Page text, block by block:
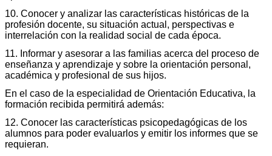
10. Conocer y analizar las características históricas de la
profesión docente, su situación actual, perspectivas e
interrelación con la realidad social de cada época.
11. Informar y asesorar a las familias acerca del proceso de
enseñanza y aprendizaje y sobre la orientación personal,
académica y profesional de sus hijos.
En el caso de la especialidad de Orientación Educativa, la
formación recibida permitirá además:
12. Conocer las características psicopedagógicas de los
alumnos para poder evaluarlos y emitir los informes que se
requieran.